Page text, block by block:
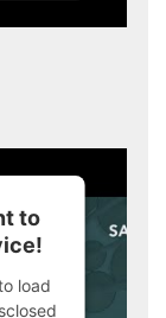
to
load